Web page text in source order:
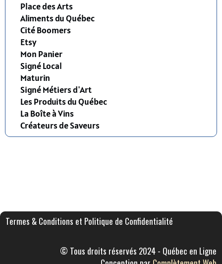
Place des Arts
Aliments du Québec
Cité Boomers
Etsy
Mon Panier
Signé Local
Maturin
Signé Métiers d'Art
Les Produits du Québec
La Boîte à Vins
Créateurs de Saveurs
Termes & Conditions et Politique de Confidentialité
© Tous droits réservés 2024 - Québec en Ligne